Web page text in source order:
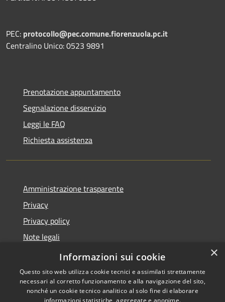
PEC: protocollo@pec.comune.fiorenzuola.pc.it
Centralino Unico: 0523 9891
Prenotazione appuntamento
Segnalazione disservizio
Leggi le FAQ
Richiesta assistenza
Amministrazione trasparente
Privacy
Privacy policy
Note legali
Dichiarazione di accessibilità
×
Informazioni sui cookie
Questo sito web utilizza cookie tecnici e assimilati strettamente
necessari al corretto funzionamento e alla navigazione del sito,
nonché un cookie tecnico analitico al solo fine di elaborare
informazioni statistiche, aggregate e anonime.